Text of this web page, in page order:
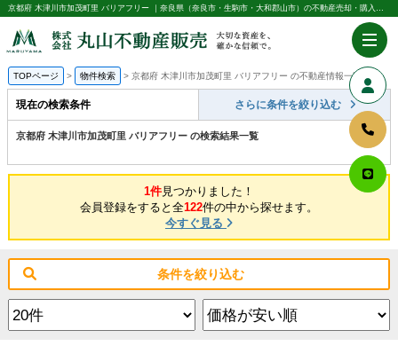
京都府 木津川市加茂町里 バリアフリー ｜奈良県（奈良市・生駒市・大和郡山市）の不動産売却・購入のことなら株式会社丸山不動産販売
TOPページ 物件検索 京都府 木津川市加茂町里 バリアフリー の不動産情報一覧
現在の検索条件 さらに条件を絞り込む
京都府 木津川市加茂町里 バリアフリー の検索結果一覧
1件見つかりました！
会員登録をすると全122件の中から探せます。
今すぐ見る
条件を絞り込む